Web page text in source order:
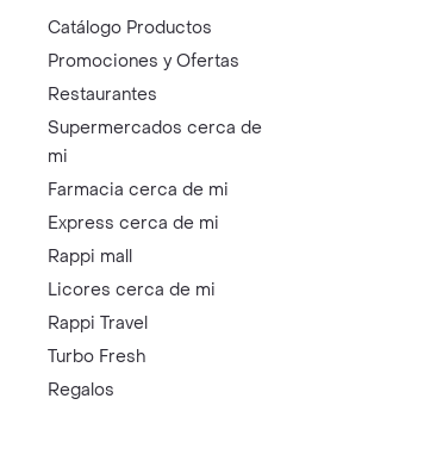
Catálogo Productos
Promociones y Ofertas
Restaurantes
Supermercados cerca de
mi
Farmacia cerca de mi
Express cerca de mi
Rappi mall
Licores cerca de mi
Rappi Travel
Turbo Fresh
Regalos